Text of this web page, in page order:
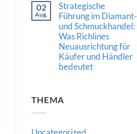
Beratung
zu
Qatar
Diamond
Exchange:
Neue
Impulse
für
den
internationalen
Diamanthandel
02
Aug.
Strategische
Führung im Diamant-
und Schmuckhandel:
Was Richlines
Neuausrichtung für
Käufer und Händler
bedeutet
Strategische
Führung
THEMA